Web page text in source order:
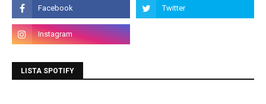
LISTA SPOTIFY